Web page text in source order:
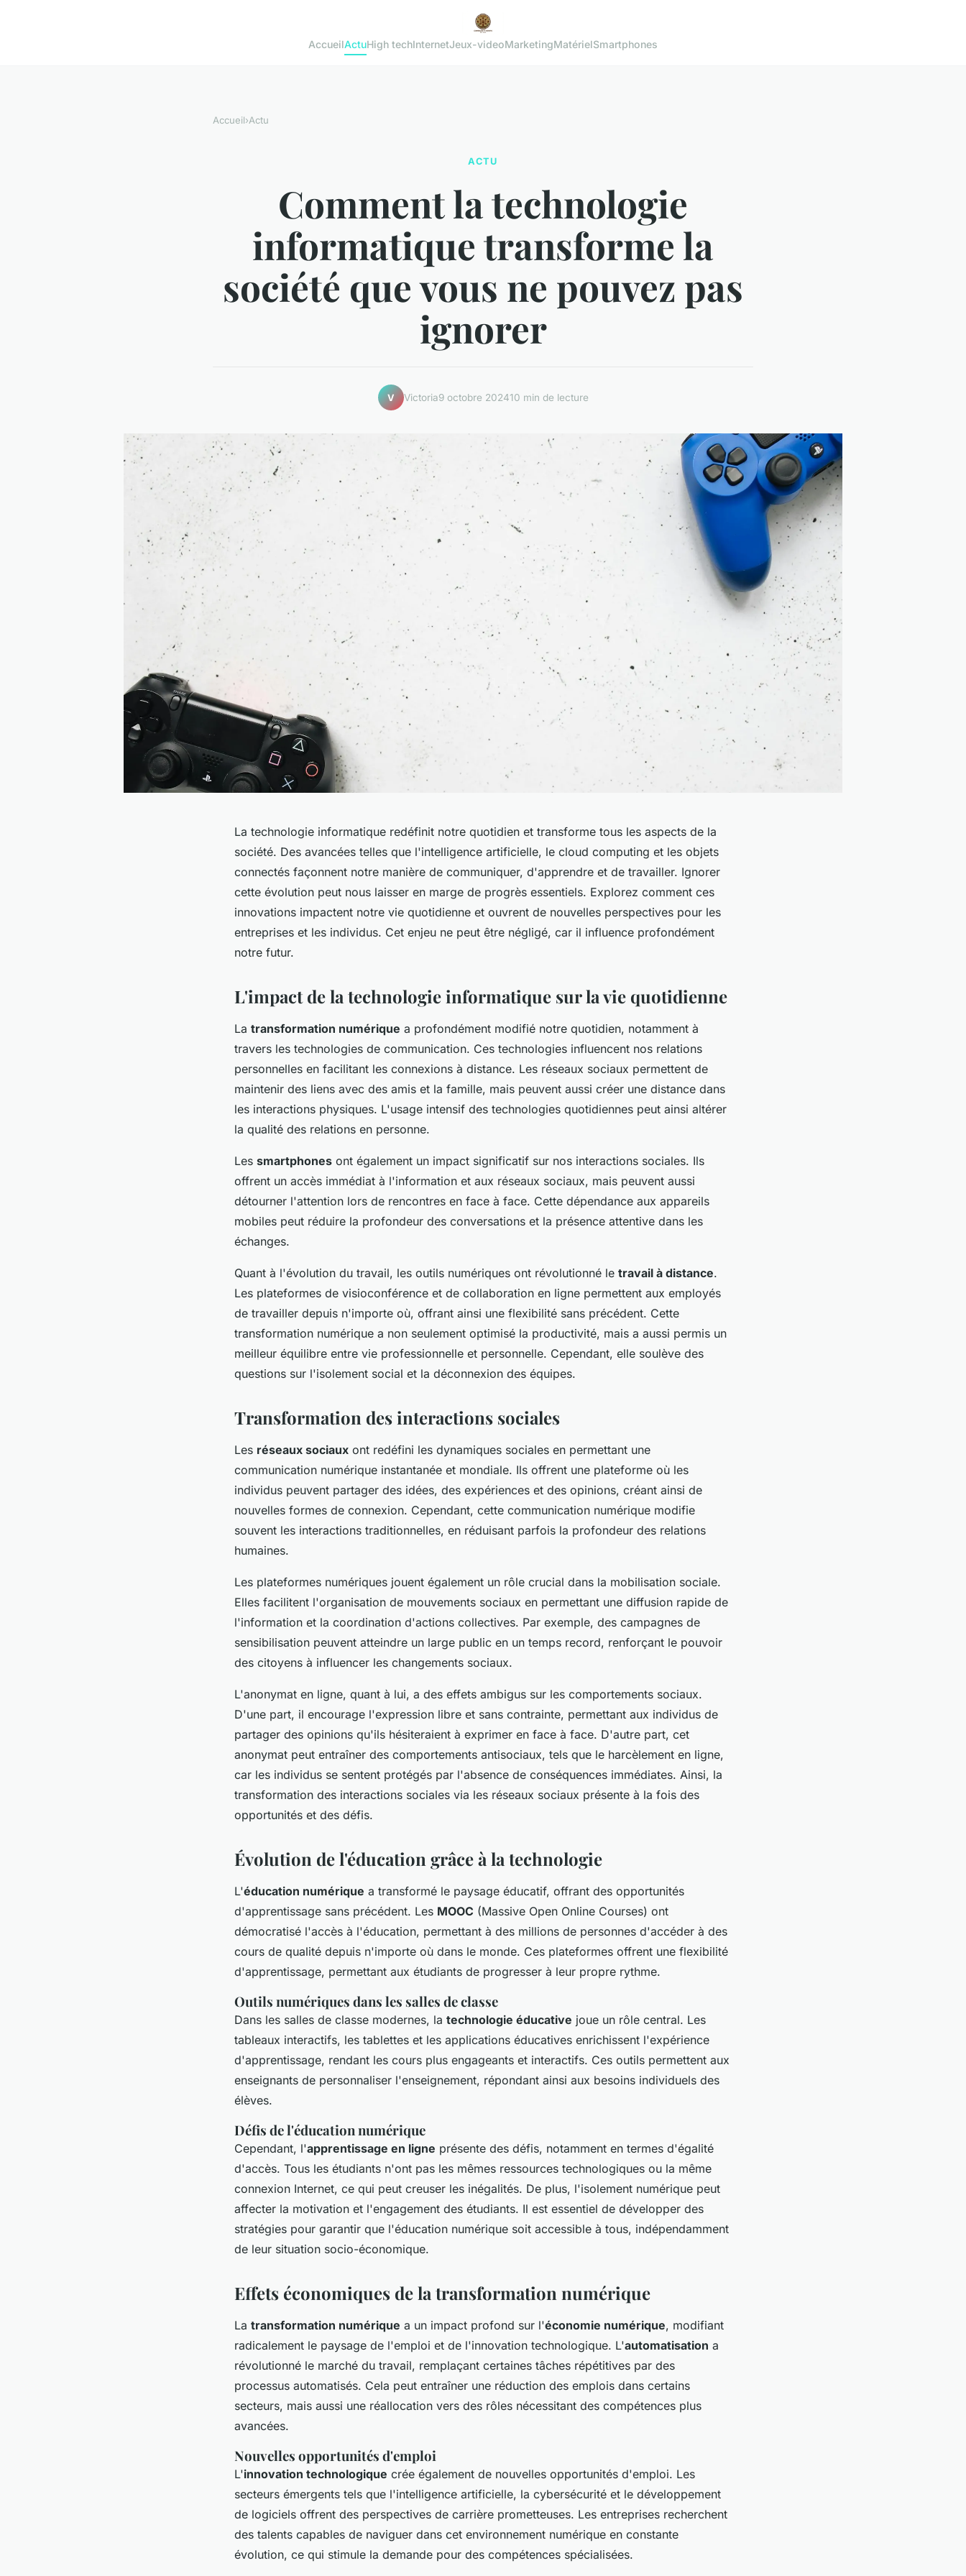
AccueilActuHigh techInternetJeux-videoMarketingMatérielSmartphones
Accueil›Actu
ACTU
Comment la technologie
informatique transforme la
société que vous ne pouvez pas
ignorer
V Victoria9 octobre 202410 min de lecture
La technologie informatique redéfinit notre quotidien et transforme tous les aspects de la
société. Des avancées telles que l'intelligence artificielle, le cloud computing et les objets
connectés façonnent notre manière de communiquer, d'apprendre et de travailler. Ignorer
cette évolution peut nous laisser en marge de progrès essentiels. Explorez comment ces
innovations impactent notre vie quotidienne et ouvrent de nouvelles perspectives pour les
entreprises et les individus. Cet enjeu ne peut être négligé, car il influence profondément
notre futur.
L'impact de la technologie informatique sur la vie quotidienne
La transformation numérique a profondément modifié notre quotidien, notamment à
travers les technologies de communication. Ces technologies influencent nos relations
personnelles en facilitant les connexions à distance. Les réseaux sociaux permettent de
maintenir des liens avec des amis et la famille, mais peuvent aussi créer une distance dans
les interactions physiques. L'usage intensif des technologies quotidiennes peut ainsi altérer
la qualité des relations en personne.
Les smartphones ont également un impact significatif sur nos interactions sociales. Ils
offrent un accès immédiat à l'information et aux réseaux sociaux, mais peuvent aussi
détourner l'attention lors de rencontres en face à face. Cette dépendance aux appareils
mobiles peut réduire la profondeur des conversations et la présence attentive dans les
échanges.
Quant à l'évolution du travail, les outils numériques ont révolutionné le travail à distance.
Les plateformes de visioconférence et de collaboration en ligne permettent aux employés
de travailler depuis n'importe où, offrant ainsi une flexibilité sans précédent. Cette
transformation numérique a non seulement optimisé la productivité, mais a aussi permis un
meilleur équilibre entre vie professionnelle et personnelle. Cependant, elle soulève des
questions sur l'isolement social et la déconnexion des équipes.
Transformation des interactions sociales
Les réseaux sociaux ont redéfini les dynamiques sociales en permettant une
communication numérique instantanée et mondiale. Ils offrent une plateforme où les
individus peuvent partager des idées, des expériences et des opinions, créant ainsi de
nouvelles formes de connexion. Cependant, cette communication numérique modifie
souvent les interactions traditionnelles, en réduisant parfois la profondeur des relations
humaines.
Les plateformes numériques jouent également un rôle crucial dans la mobilisation sociale.
Elles facilitent l'organisation de mouvements sociaux en permettant une diffusion rapide de
l'information et la coordination d'actions collectives. Par exemple, des campagnes de
sensibilisation peuvent atteindre un large public en un temps record, renforçant le pouvoir
des citoyens à influencer les changements sociaux.
L'anonymat en ligne, quant à lui, a des effets ambigus sur les comportements sociaux.
D'une part, il encourage l'expression libre et sans contrainte, permettant aux individus de
partager des opinions qu'ils hésiteraient à exprimer en face à face. D'autre part, cet
anonymat peut entraîner des comportements antisociaux, tels que le harcèlement en ligne,
car les individus se sentent protégés par l'absence de conséquences immédiates. Ainsi, la
transformation des interactions sociales via les réseaux sociaux présente à la fois des
opportunités et des défis.
Évolution de l'éducation grâce à la technologie
L'éducation numérique a transformé le paysage éducatif, offrant des opportunités
d'apprentissage sans précédent. Les MOOC (Massive Open Online Courses) ont
démocratisé l'accès à l'éducation, permettant à des millions de personnes d'accéder à des
cours de qualité depuis n'importe où dans le monde. Ces plateformes offrent une flexibilité
d'apprentissage, permettant aux étudiants de progresser à leur propre rythme.
Outils numériques dans les salles de classe
Dans les salles de classe modernes, la technologie éducative joue un rôle central. Les
tableaux interactifs, les tablettes et les applications éducatives enrichissent l'expérience
d'apprentissage, rendant les cours plus engageants et interactifs. Ces outils permettent aux
enseignants de personnaliser l'enseignement, répondant ainsi aux besoins individuels des
élèves.
Défis de l'éducation numérique
Cependant, l'apprentissage en ligne présente des défis, notamment en termes d'égalité
d'accès. Tous les étudiants n'ont pas les mêmes ressources technologiques ou la même
connexion Internet, ce qui peut creuser les inégalités. De plus, l'isolement numérique peut
affecter la motivation et l'engagement des étudiants. Il est essentiel de développer des
stratégies pour garantir que l'éducation numérique soit accessible à tous, indépendamment
de leur situation socio-économique.
Effets économiques de la transformation numérique
La transformation numérique a un impact profond sur l'économie numérique, modifiant
radicalement le paysage de l'emploi et de l'innovation technologique. L'automatisation a
révolutionné le marché du travail, remplaçant certaines tâches répétitives par des
processus automatisés. Cela peut entraîner une réduction des emplois dans certains
secteurs, mais aussi une réallocation vers des rôles nécessitant des compétences plus
avancées.
Nouvelles opportunités d'emploi
L'innovation technologique crée également de nouvelles opportunités d'emploi. Les
secteurs émergents tels que l'intelligence artificielle, la cybersécurité et le développement
de logiciels offrent des perspectives de carrière prometteuses. Les entreprises recherchent
des talents capables de naviguer dans cet environnement numérique en constante
évolution, ce qui stimule la demande pour des compétences spécialisées.